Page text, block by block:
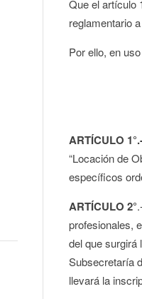
Que el artículo
reglamentario
Por ello, en
ARTÍCULO
“Locación de
específicos
ARTÍCULO 2°
profesionales,
del que surgirá
Subsecretaría
llevará la